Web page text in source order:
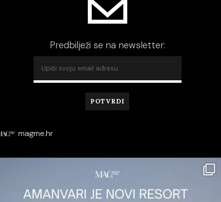
Predbilježi se na newsletter:
magme.hr